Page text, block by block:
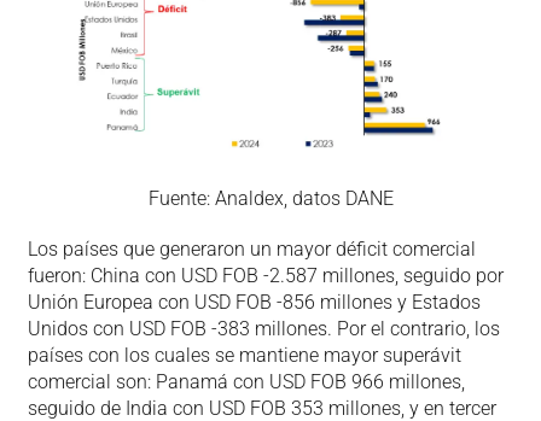
Fuente: Analdex, datos DANE
Los países que generaron un mayor déficit comercial
fueron: China con USD FOB -2.587 millones, seguido por
Unión Europea con USD FOB -856 millones y Estados
Unidos con USD FOB -383 millones. Por el contrario, los
países con los cuales se mantiene mayor superávit
comercial son: Panamá con USD FOB 966 millones,
seguido de India con USD FOB 353 millones, y en tercer